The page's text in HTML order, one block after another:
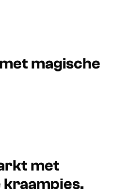
magische
met